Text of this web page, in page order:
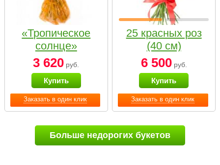
Заказать в один клик
«Тропическое
солнце»
3 620 руб.
Купить
Заказать в один клик
25 красных роз
(40 см)
6 500руб.
Купить
Больше недорогих букетов